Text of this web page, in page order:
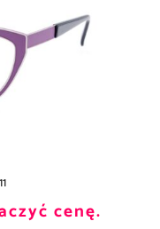
cenę.